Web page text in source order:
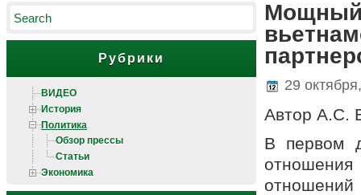
Рубрики
ВИДЕО
История
Политика
Обзор прессы
Статьи
Экономика
Мощный
29
Автор А.С.
В первом